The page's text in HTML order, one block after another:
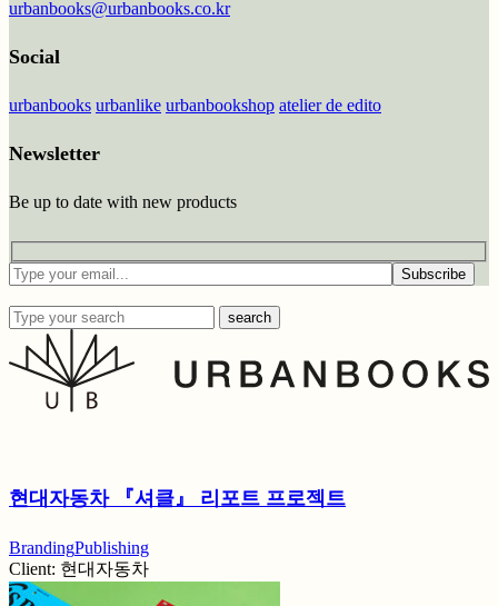
urbanbooks@urbanbooks.co.kr
Social
urbanbooks urbanlike urbanbookshop atelier de edito
Newsletter
Be up to date with new products
Subscribe
search
현대자동차 『셔클』 리포트 프로젝트
BrandingPublishing
Client: 현대자동차